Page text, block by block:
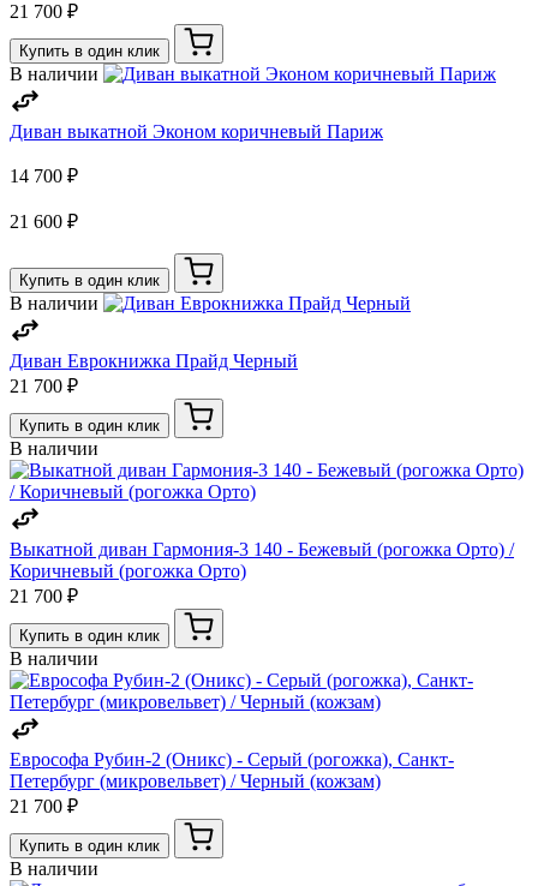
21 700 ₽
Купить в один клик
В наличии
Диван выкатной Эконом коричневый Париж
14 700 ₽
21 600 ₽
Купить в один клик
В наличии
Диван Еврокнижка Прайд Черный
21 700 ₽
Купить в один клик
В наличии
Выкатной диван Гармония-3 140 - Бежевый (рогожка Орто) /
Коричневый (рогожка Орто)
21 700 ₽
Купить в один клик
В наличии
Еврософа Рубин-2 (Оникс) - Серый (рогожка), Санкт-
Петербург (микровельвет) / Черный (кожзам)
21 700 ₽
Купить в один клик
В наличии